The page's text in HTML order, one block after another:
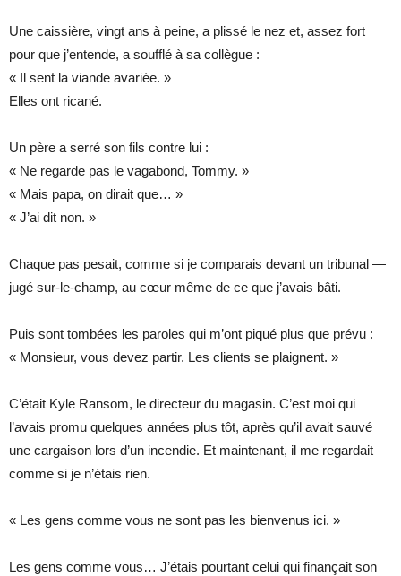
Une caissière, vingt ans à peine, a plissé le nez et, assez fort
pour que j’entende, a soufflé à sa collègue :
« Il sent la viande avariée. »
Elles ont ricané.
Un père a serré son fils contre lui :
« Ne regarde pas le vagabond, Tommy. »
« Mais papa, on dirait que… »
« J’ai dit non. »
Chaque pas pesait, comme si je comparais devant un tribunal —
jugé sur-le-champ, au cœur même de ce que j’avais bâti.
Puis sont tombées les paroles qui m’ont piqué plus que prévu :
« Monsieur, vous devez partir. Les clients se plaignent. »
C’était Kyle Ransom, le directeur du magasin. C’est moi qui
l’avais promu quelques années plus tôt, après qu’il avait sauvé
une cargaison lors d’un incendie. Et maintenant, il me regardait
comme si je n’étais rien.
« Les gens comme vous ne sont pas les bienvenus ici. »
Les gens comme vous… J’étais pourtant celui qui finançait son